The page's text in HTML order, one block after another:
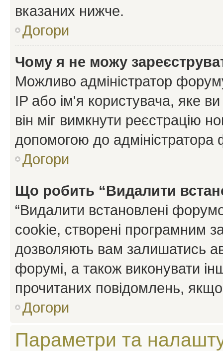
вказаних нижче.
Догори
Чому я не можу
Можливо адміністратор
IP або ім'я користувача, яке
він міг вимкнути реєстрацію
допомогою до адміністратора
Догори
Що робить “Видалити
“Видалити встановлені
cookie, створені програмним
дозволяють вам залишатись
форумі, а також виконувати
прочитаних повідомлень,
Догори
Параметри та